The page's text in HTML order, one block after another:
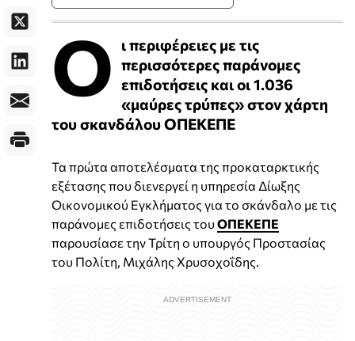
Ο ι περιφέρειες με τις
περισσότερες παράνομες
επιδοτήσεις και οι 1.036
«μαύρες τρύπες» στον χάρτη
του σκανδάλου ΟΠΕΚΕΠΕ
Τα πρώτα αποτελέσματα της προκαταρκτικής
εξέτασης που διενεργεί η υπηρεσία Δίωξης
Οικονομικού Εγκλήματος για το σκάνδαλο με τις
παράνομες επιδοτήσεις τουΟΠΕΚΕΠΕ
παρουσίασε την Τρίτη ο υπουργός Προστασίας
του Πολίτη, Μιχάλης Χρυσοχοΐδης.